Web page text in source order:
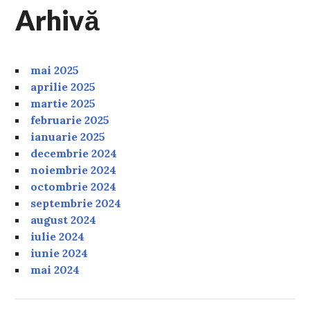
Arhivă
mai 2025
aprilie 2025
martie 2025
februarie 2025
ianuarie 2025
decembrie 2024
noiembrie 2024
octombrie 2024
septembrie 2024
august 2024
iulie 2024
iunie 2024
mai 2024